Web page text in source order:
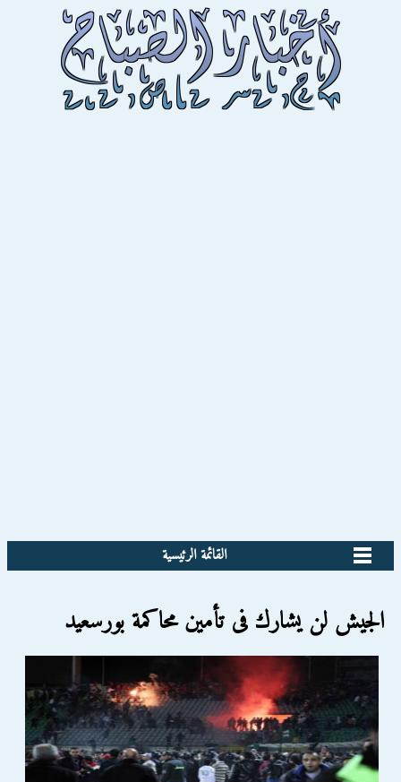
القائمة الرئيسية
الجيش لن يشارك فى تأمين محاكمة بورسعيد